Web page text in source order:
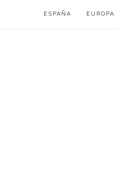
ESPAÑA EUROPA